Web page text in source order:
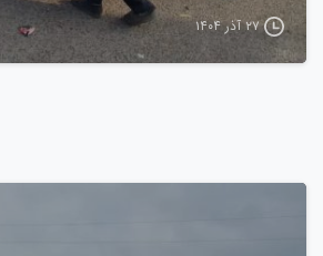
۲۷ آذر ۱۴۰۴